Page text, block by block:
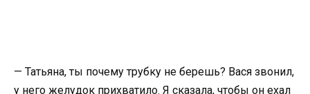
— Татьяна, ты почему трубку не берешь? Вася звонил,
у него желудок прихватило. Я сказала, чтобы он ехал